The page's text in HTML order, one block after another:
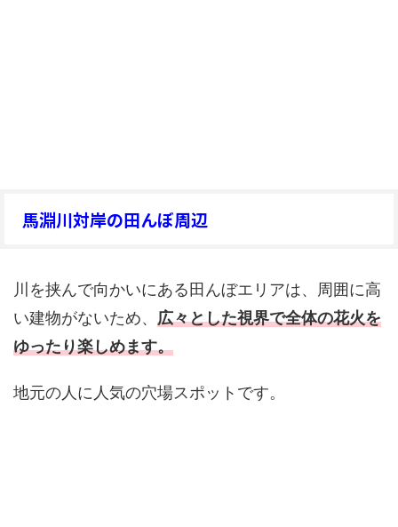
馬淵川対岸の田んぼ周辺
川を挟んで向かいにある田んぼエリアは、周囲に高
い建物がないため、 広々とした視界で全体の花火を
ゆったり楽しめます。
地元の人に人気の穴場スポットです。